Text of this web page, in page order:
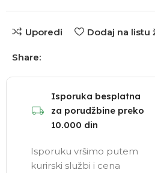
Uporedi Dodaj na listu
Share:
Isporuka besplatna
za porudžbine preko
10.000 din
Isporuku vršimo putem
kurirski službi i cena